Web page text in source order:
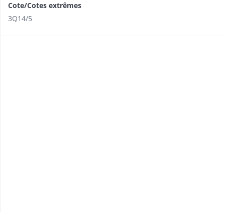
Cote/Cotes extrêmes
3Q14/5